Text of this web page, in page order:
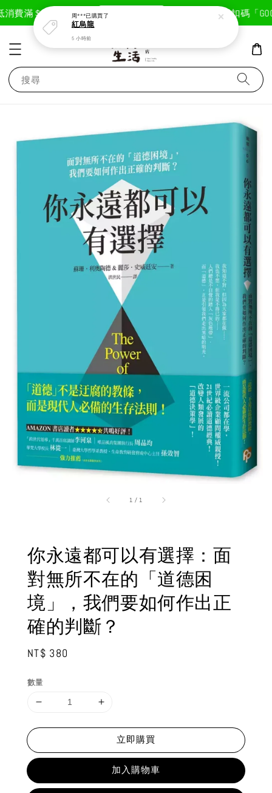
費滿＄1800免運費 現在去購物！ 首次註冊輸入折扣碼「
搜尋
1 / 1
你永遠都可以有選擇：面
對無所不在的「道德困
境」，我們要如何作出正
確的判斷？
Regular
NT$ 380
數量
立即購買
加入購物車
周***已購買了
紅烏龍
5 小時前